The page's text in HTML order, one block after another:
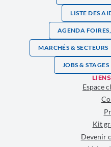
LISTE DES
AGENDA
MARCHÉS & SECTEURS
JOBS & STAGES
Espace
Kit
Devenir